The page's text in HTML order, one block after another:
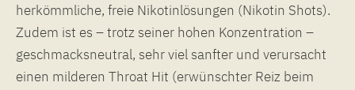
herkömmliche, freie Nikotinlösungen (Nikotin Shots).
Zudem ist es – trotz seiner hohen Konzentration –
geschmacksneutral, sehr viel sanfter und verursacht
einen milderen Throat Hit (erwünschter Reiz beim